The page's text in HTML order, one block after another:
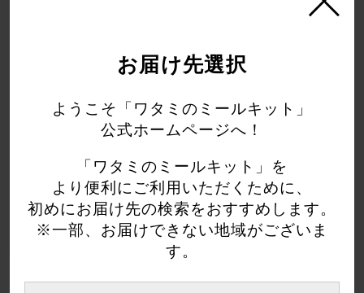
お届け先選択
ようこそ「ワタミのミールキット」
公式ホームページへ！
「ワタミのミールキット」を
より便利にご利用いただくために、
初めにお届け先の検索をおすすめします。
※一部、お届けできない地域がございま
す。
にんにくしょうゆのポークソテ
ー・たまごマカロニ
2人用 3人用
数量
かけ・かぼちゃとブロッコリー
のサラダ
2人用 3人用
数量